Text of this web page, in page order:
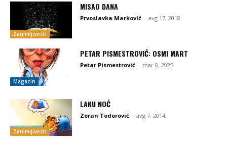
Zanimljivosti
MISAO DANA
Prvoslavka Marković - avg 17, 2018
Magazin
PETAR PISMESTROVIĆ: OSMI MART
Petar Pismestrović - mar 8, 2025
Zanimljivosti
LAKU NOĆ
Zoran Todorović - avg 7, 2014